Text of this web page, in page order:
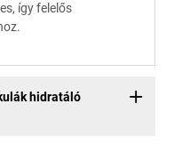
így felelős
hidratáló